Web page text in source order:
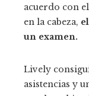
acuerdo con
en la cabeza,
un examen.
Lively
asistencias y